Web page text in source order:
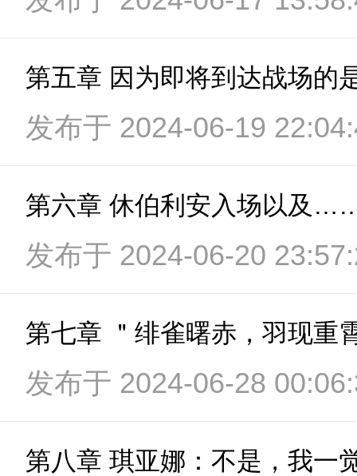
发布于 2024-06-19
第六章 休伯利安入场以及
发布于 2024-06-20
第七章 ＂绯雀曙赤，羽现重
发布于 2024-06-28
第八章 琪亚娜：不是，我